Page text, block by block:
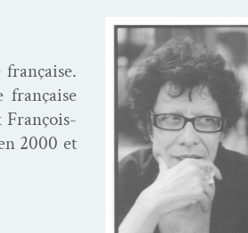
française
2000 et